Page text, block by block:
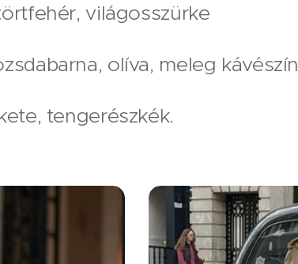
világosszürke
olíva, meleg kávészín
tengerészkék.